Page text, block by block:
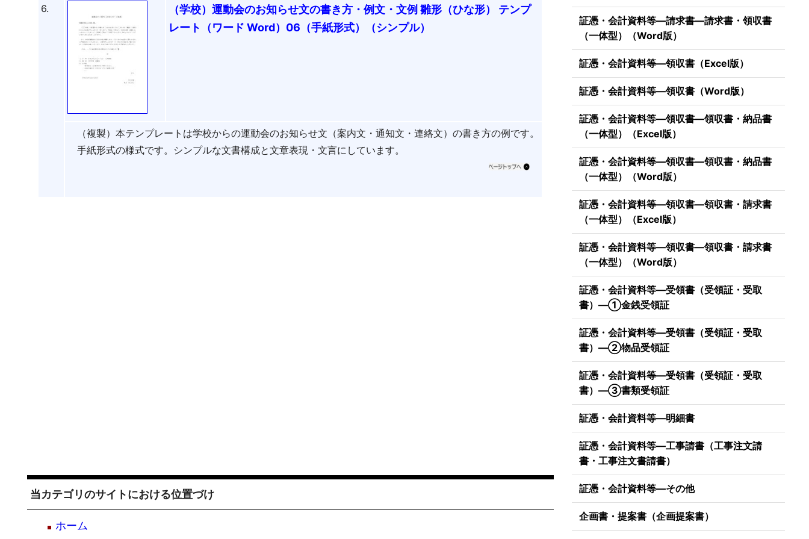
6.
（学校）運動会のお知らせ文の書き方・例文・文例 雛形（ひな形） テンプ
レート（ワード Word）06（手紙形式）（シンプル）
（複製）本テンプレートは学校からの運動会のお知らせ文（案内文・通知文・連絡文）の書き方の例です。
手紙形式の様式です。シンプルな文書構成と文章表現・文言にしています。
当カテゴリのサイトにおける位置づけ
ホーム
証憑・会計資料等―請求書―請求書・領収書
（一体型）（Word版）
証憑・会計資料等―領収書（Excel版）
証憑・会計資料等―領収書（Word版）
証憑・会計資料等―領収書―領収書・納品書
（一体型）（Excel版）
証憑・会計資料等―領収書―領収書・納品書
（一体型）（Word版）
証憑・会計資料等―領収書―領収書・請求書
（一体型）（Excel版）
証憑・会計資料等―領収書―領収書・請求書
（一体型）（Word版）
証憑・会計資料等―受領書（受領証・受取
書）―①金銭受領証
証憑・会計資料等―受領書（受領証・受取
書）―②物品受領証
証憑・会計資料等―受領書（受領証・受取
書）―③書類受領証
証憑・会計資料等―明細書
証憑・会計資料等―工事請書（工事注文請
書・工事注文書請書）
証憑・会計資料等―その他
企画書・提案書（企画提案書）